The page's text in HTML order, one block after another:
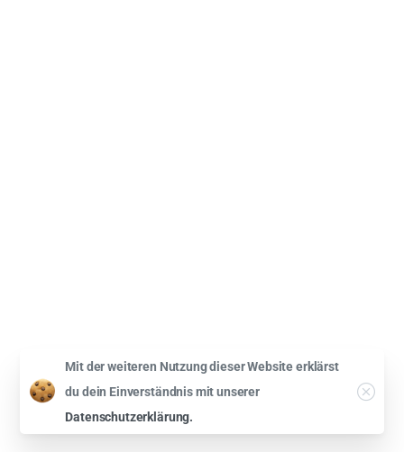
Mit der weiteren Nutzung dieser Website erklärst
du dein Einverständnis mit unserer
Datenschutzerklärung.
Close